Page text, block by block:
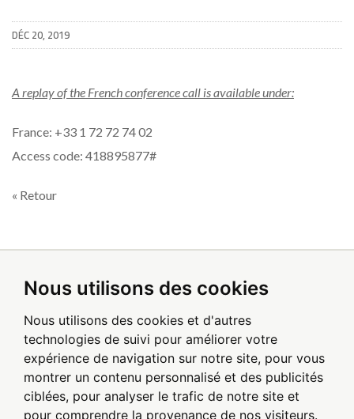
Nous utilisons des cookies
Nous utilisons des cookies et d'autres
technologies de suivi pour améliorer votre
expérience de navigation sur notre site, pour vous
montrer un contenu personnalisé et des publicités
ciblées, pour analyser le trafic de notre site et
pour comprendre la provenance de nos visiteurs.
DÉC 20, 2019
A replay of the French conference call is available under:
France: +33 1 72 72 74 02
Access code: 418895877#
« Retour
Inscrivez-vous pour recevoir les alertes
par email
Soyez le premier à recevoir les actualités de Poxel